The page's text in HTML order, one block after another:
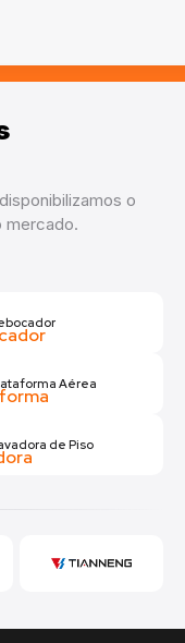
disponibilizamos o
mercado.
Aérea
de Piso